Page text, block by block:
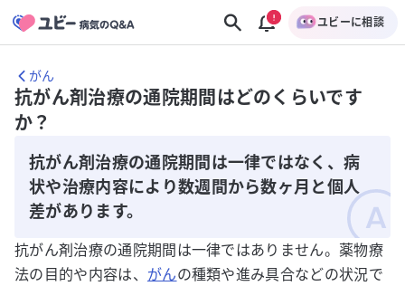
ユビーに相談
がん
抗がん剤治療の通院期間はどのくらいです
か？
抗がん剤治療の通院期間は一律ではなく、病
状や治療内容により数週間から数ヶ月と個人
差があります。
抗がん剤治療の通院期間は一律ではありません。薬物療
法の目的や内容は、 がんの種類や進み具合などの状況で